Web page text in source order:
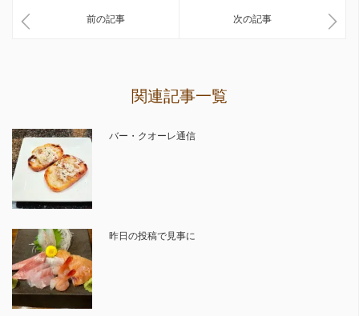
前の記事 次の記事
関連記事一覧
バー・クオーレ通信
昨日の投稿で見事に